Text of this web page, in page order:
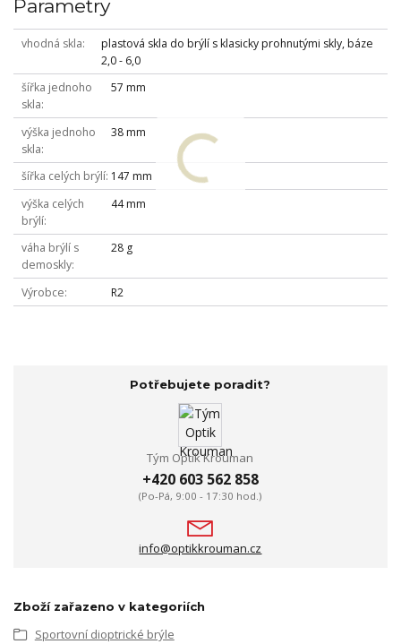
Parametry
vhodná skla
plastová skla do brýlí s klasicky prohnutými skly, báze
2,0 - 6,0
šířka jednoho
skla
57 mm
výška jednoho
skla
38 mm
šířka celých brýlí 147 mm
výška celých
brýlí
44 mm
váha brýlí s
demoskly
28 g
Výrobce R2
Potřebujete poradit?
Tým Optik Krouman
+420 603 562 858
(Po-Pá, 9:00 - 17:30 hod.)
info@optikkrouman.cz
Zboží zařazeno v kategoriích
Sportovní dioptrické brýle